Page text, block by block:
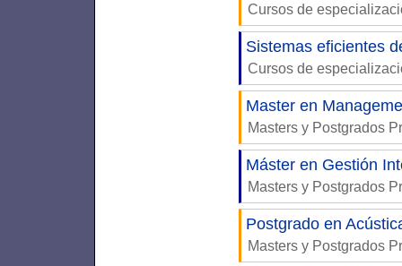
Cursos de
Sistemas eficientes
Cursos de
Master en
Masters y Postgrados
Máster en Gestión
Masters y Postgrados
Postgrado en
Masters y Postgrados